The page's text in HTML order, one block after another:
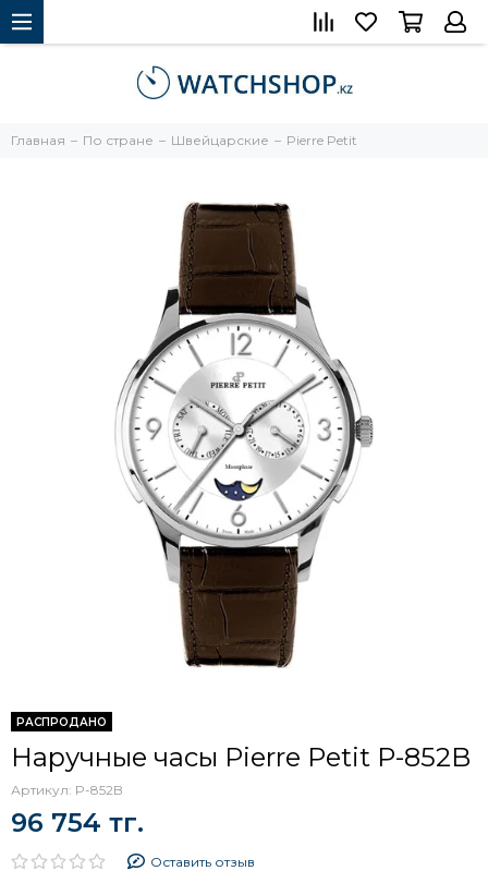
Главная По стране Швейцарские Pierre Petit
РАСПРОДАНО
Наручные часы Pierre Petit P-852B
Артикул: P-852B
96 754 тг.
Оставить отзыв